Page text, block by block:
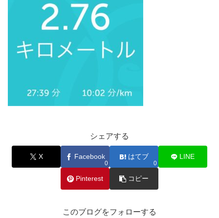
シェアする
X Facebook
0
はてブ
0
LINE
Pinterest コピー
このブログをフォローする